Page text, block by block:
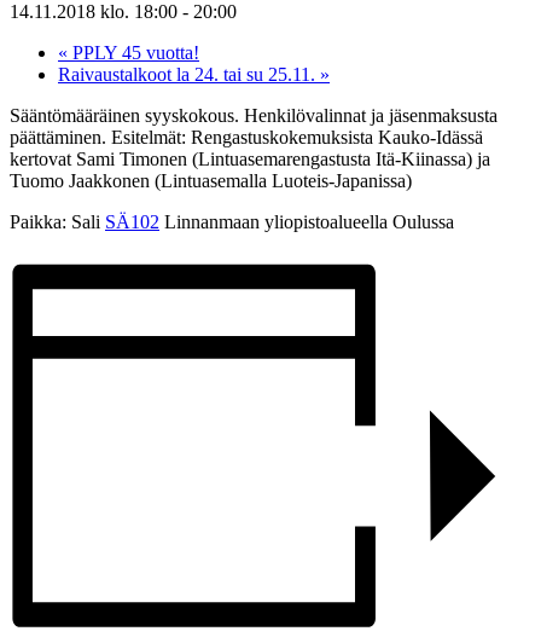
14.11.2018 klo. 18:00 - 20:00
« PPLY 45 vuotta!
Raivaustalkoot la 24. tai su 25.11. »
Sääntömääräinen syyskokous. Henkilövalinnat ja jäsenmaksusta
päättäminen. Esitelmät: Rengastuskokemuksista Kauko-Idässä
kertovat Sami Timonen (Lintuasemarengastusta Itä-Kiinassa) ja
Tuomo Jaakkonen (Lintuasemalla Luoteis-Japanissa)
Paikka: Sali SÄ102 Linnanmaan yliopistoalueella Oulussa